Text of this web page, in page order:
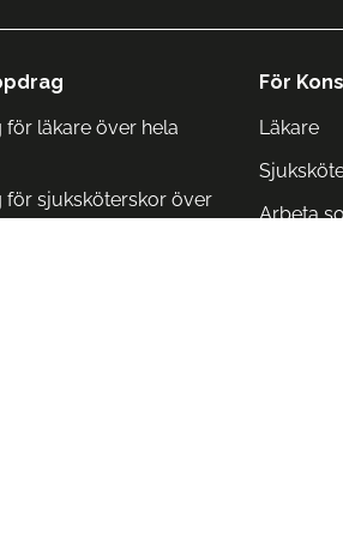
läkare över hela
för sjuksköterskor över
För
Läkare
Arbeta